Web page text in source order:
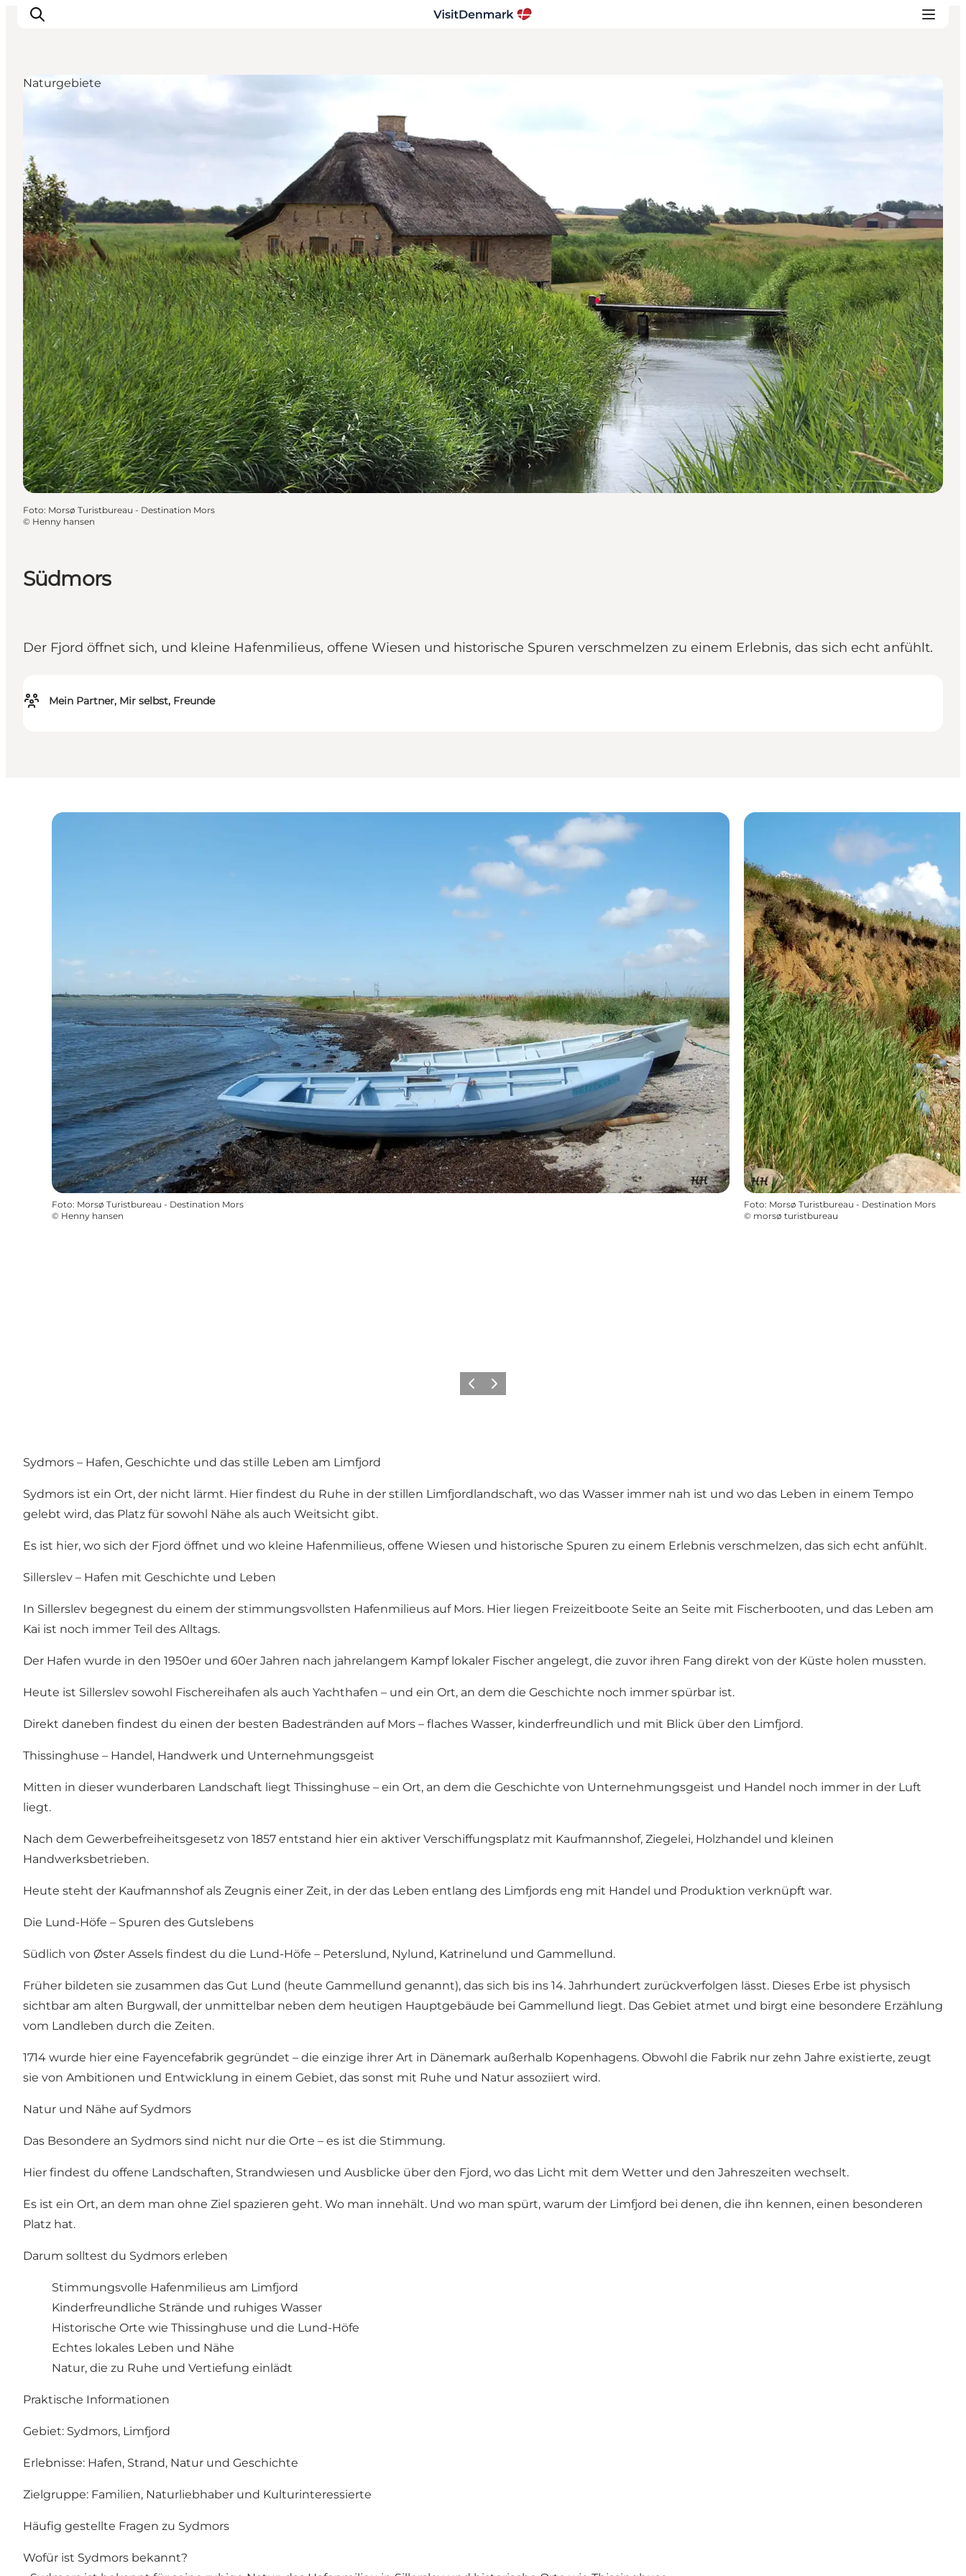
Erlebnisse
Unterkünfte
Reiseplanung
Südmors
Der Fjord öffnet sich, und kleine Hafenmilieus, offene Wiesen und historische Spuren verschmelzen zu einem Erlebnis, das sich echt anfühlt.
Mein Partner, Mir selbst, Freunde
Naturgebiete
Foto: Morsø Turistbureau - Destination Mors
© Henny hansen
Foto: Morsø Turistbureau - Destination Mors
© Henny hansen
Foto: Morsø Turistbureau - Destination Mors
© morsø turistbureau
ZurückWeiter
Sydmors – Hafen, Geschichte und das stille Leben am Limfjord
Sydmors ist ein Ort, der nicht lärmt. Hier findest du Ruhe in der stillen Limfjordlandschaft, wo das Wasser immer nah ist und wo das Leben in einem Tempo
gelebt wird, das Platz für sowohl Nähe als auch Weitsicht gibt.
Es ist hier, wo sich der Fjord öffnet und wo kleine Hafenmilieus, offene Wiesen und historische Spuren zu einem Erlebnis verschmelzen, das sich echt anfühlt.
Sillerslev – Hafen mit Geschichte und Leben
In Sillerslev begegnest du einem der stimmungsvollsten Hafenmilieus auf Mors. Hier liegen Freizeitboote Seite an Seite mit Fischerbooten, und das Leben am
Kai ist noch immer Teil des Alltags.
Der Hafen wurde in den 1950er und 60er Jahren nach jahrelangem Kampf lokaler Fischer angelegt, die zuvor ihren Fang direkt von der Küste holen mussten.
Heute ist Sillerslev sowohl Fischereihafen als auch Yachthafen – und ein Ort, an dem die Geschichte noch immer spürbar ist.
Direkt daneben findest du einen der besten Badestränden auf Mors – flaches Wasser, kinderfreundlich und mit Blick über den Limfjord.
Thissinghuse – Handel, Handwerk und Unternehmungsgeist
Mitten in dieser wunderbaren Landschaft liegt Thissinghuse – ein Ort, an dem die Geschichte von Unternehmungsgeist und Handel noch immer in der Luft
liegt.
Nach dem Gewerbefreiheitsgesetz von 1857 entstand hier ein aktiver Verschiffungsplatz mit Kaufmannshof, Ziegelei, Holzhandel und kleinen
Handwerksbetrieben.
Heute steht der Kaufmannshof als Zeugnis einer Zeit, in der das Leben entlang des Limfjords eng mit Handel und Produktion verknüpft war.
Die Lund-Höfe – Spuren des Gutslebens
Südlich von Øster Assels findest du die Lund-Höfe – Peterslund, Nylund, Katrinelund und Gammellund.
Früher bildeten sie zusammen das Gut Lund (heute Gammellund genannt), das sich bis ins 14. Jahrhundert zurückverfolgen lässt. Dieses Erbe ist physisch
sichtbar am alten Burgwall, der unmittelbar neben dem heutigen Hauptgebäude bei Gammellund liegt. Das Gebiet atmet und birgt eine besondere Erzählung
vom Landleben durch die Zeiten.
1714 wurde hier eine Fayencefabrik gegründet – die einzige ihrer Art in Dänemark außerhalb Kopenhagens. Obwohl die Fabrik nur zehn Jahre existierte, zeugt
sie von Ambitionen und Entwicklung in einem Gebiet, das sonst mit Ruhe und Natur assoziiert wird.
Natur und Nähe auf Sydmors
Das Besondere an Sydmors sind nicht nur die Orte – es ist die Stimmung.
Hier findest du offene Landschaften, Strandwiesen und Ausblicke über den Fjord, wo das Licht mit dem Wetter und den Jahreszeiten wechselt.
Es ist ein Ort, an dem man ohne Ziel spazieren geht. Wo man innehält. Und wo man spürt, warum der Limfjord bei denen, die ihn kennen, einen besonderen
Platz hat.
Darum solltest du Sydmors erleben
Stimmungsvolle Hafenmilieus am Limfjord
Kinderfreundliche Strände und ruhiges Wasser
Historische Orte wie Thissinghuse und die Lund-Höfe
Echtes lokales Leben und Nähe
Natur, die zu Ruhe und Vertiefung einlädt
Praktische Informationen
Gebiet: Sydmors, Limfjord
Erlebnisse: Hafen, Strand, Natur und Geschichte
Zielgruppe: Familien, Naturliebhaber und Kulturinteressierte
Häufig gestellte Fragen zu Sydmors
Wofür ist Sydmors bekannt?